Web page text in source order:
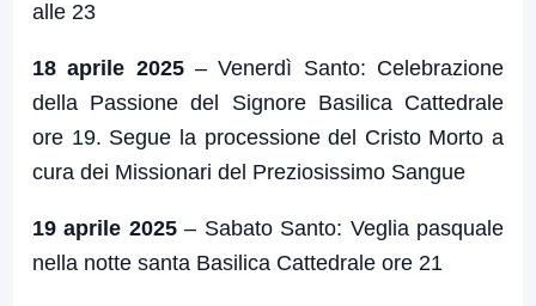
alle 23
18 aprile 2025– Venerdì Santo: Celebrazione
della Passione del Signore Basilica Cattedrale
ore 19. Segue la processione del Cristo Morto a
cura dei Missionari del Preziosissimo Sangue
19 aprile 2025– Sabato Santo: Veglia pasquale
nella notte santa Basilica Cattedrale ore 21